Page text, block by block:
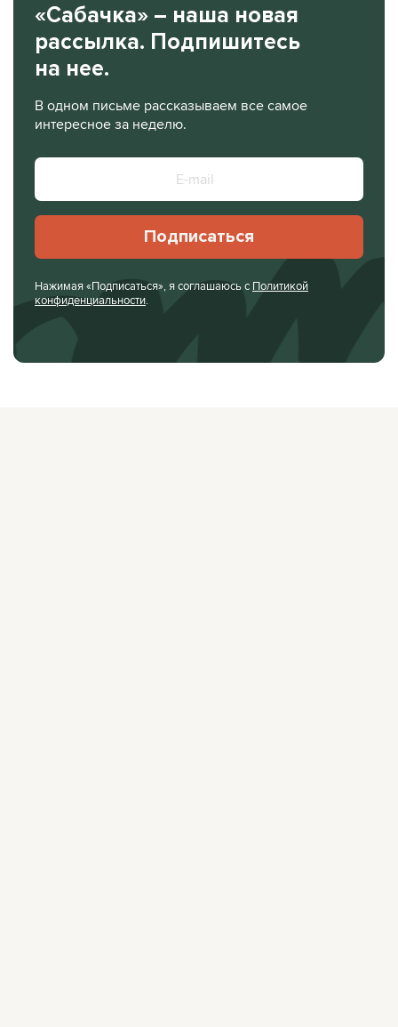
«Сабачка» – наша новая
рассылка. Подпишитесь
на нее.
В одном письме рассказываем все самое
интересное за неделю.
Подписаться
Нажимая «Подписаться», я соглашаюсь с Политикой
конфиденциальности.